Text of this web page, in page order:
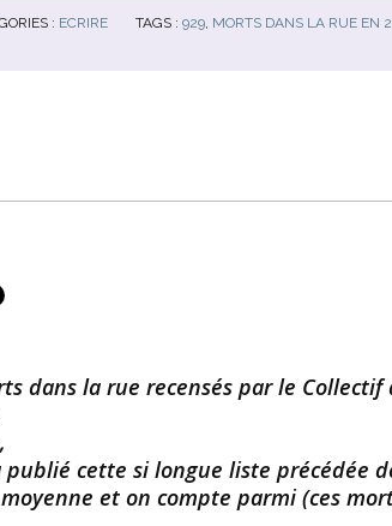
: ECRIRE TAGS :929 MORTS DANS LA RUE EN
dans la rue recensés par le Collectif
cette si longue liste précédée
et on compte parmi (ces